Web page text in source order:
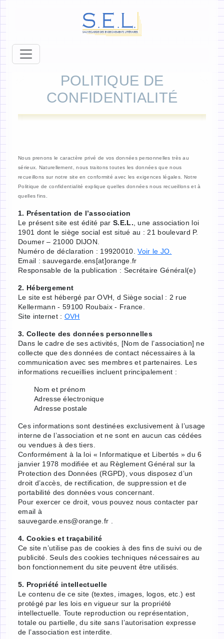
POLITIQUE DE
CONFIDENTIALITÉ
Nous prenons le caractère privé de vos données personnelles très au
sérieux. Naturellement, nous traitons toutes les données que nous
recueillons sur notre site en conformité avec les exigences légales. Notre
Politique de confidentialité explique quelles données nous recueillons et à
quelles fins.
1. Présentation de l’association
Le présent site est édité par S.E.L. , une association loi
1901 dont le siège social est situé au : 21 boulevard P.
Doumer – 21000 DIJON.
Numéro de déclaration : 19920010.Voir le JO.
Email : sauvegarde.ens[at]orange.fr
Responsable de la publication : Secrétaire Général(e)
2. Hébergement
Le site est hébergé par OVH, d Siège social : 2 rue
Kellermann - 59100 Roubaix - France.
Site internet : OVH
3. Collecte des données personnelles
Dans le cadre de ses activités, [Nom de l’association] ne
collecte que des données de contact nécessaires à la
communication avec ses membres et partenaires. Les
informations recueillies incluent principalement :
Nom et prénom
Adresse électronique
Adresse postale
Ces informations sont destinées exclusivement à l’usage
interne de l’association et ne sont en aucun cas cédées
ou vendues à des tiers.
Conformément à la loi « Informatique et Libertés » du 6
janvier 1978 modifiée et au Règlement Général sur la
Protection des Données (RGPD), vous disposez d’un
droit d’accès, de rectification, de suppression et de
portabilité des données vous concernant.
Pour exercer ce droit, vous pouvez nous contacter par
email à
sauvegarde.ens@orange.fr .
4. Cookies et traçabilité
Ce site n’utilise pas de cookies à des fins de suivi ou de
publicité. Seuls des cookies techniques nécessaires au
bon fonctionnement du site peuvent être utilisés.
5. Propriété intellectuelle
Le contenu de ce site (textes, images, logos, etc.) est
protégé par les lois en vigueur sur la propriété
intellectuelle. Toute reproduction ou représentation,
totale ou partielle, du site sans l’autorisation expresse
de l’association est interdite.